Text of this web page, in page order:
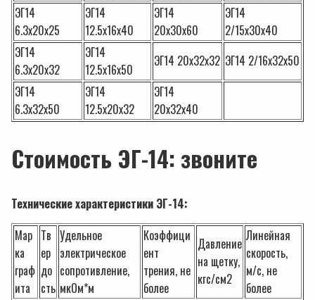
ЭГ14
6.3х20х25
ЭГ14
12.5х16х40
ЭГ14
20х30х60
ЭГ14
2/15х30х40
ЭГ14
6.3х20х32
ЭГ14
12.5х16х50
ЭГ14 20х32х32 ЭГ14 2/16х32х50
ЭГ14
6.3х32х50
ЭГ14
12.5х20х32
ЭГ14
20х32х40
Стоимость ЭГ-14: звоните
Технические характеристики ЭГ-14:
Мар
ка
граф
ита
Тв
ер
до
сть
Удельное
электрическое
сопротивление,
мкОм*м
Коэффици
ент
трения, не
более
Давление
на щетку,
кгс/cм2
Линейная
скорость,
м/с, не
более